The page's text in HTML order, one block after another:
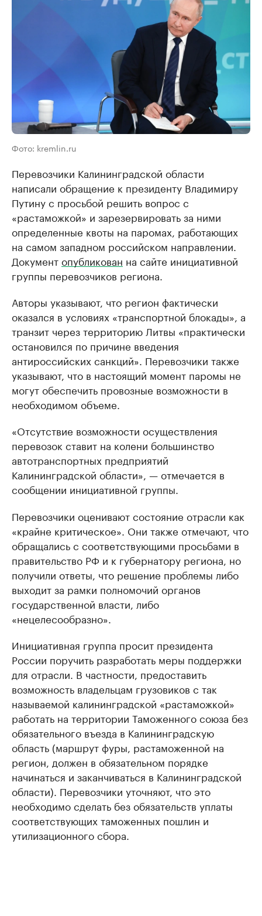
Фото: kremlin.ru
Перевозчики Калининградской области
написали обращение к президенту Владимиру
Путину с просьбой решить вопрос с
«растаможкой» и зарезервировать за ними
определенные квоты на паромах, работающих
на самом западном российском направлении.
Документопубликован на сайте инициативной
группы перевозчиков региона.
Авторы указывают, что регион фактически
оказался в условиях «транспортной блокады», а
транзит через территорию Литвы «практически
остановился по причине введения
антироссийских санкций». Перевозчики также
указывают, что в настоящий момент паромы не
могут обеспечить провозные возможности в
необходимом объеме.
«Отсутствие возможности осуществления
перевозок ставит на колени большинство
автотранспортных предприятий
Калининградской области», — отмечается в
сообщении инициативной группы.
Перевозчики оценивают состояние отрасли как
«крайне критическое». Они также отмечают, что
обращались с соответствующими просьбами в
правительство РФ и к губернатору региона, но
получили ответы, что решение проблемы либо
выходит за рамки полномочий органов
государственной власти, либо
«нецелесообразно».
Инициативная группа просит президента
России поручить разработать меры поддержки
для отрасли. В частности, предоставить
возможность владельцам грузовиков с так
называемой калининградской «растаможкой»
работать на территории Таможенного союза без
обязательного въезда в Калининградскую
область (маршрут фуры, растаможенной на
регион, должен в обязательном порядке
начинаться и заканчиваться в Калининградской
области). Перевозчики уточняют, что это
необходимо сделать без обязательств уплаты
соответствующих таможенных пошлин и
утилизационного сбора.